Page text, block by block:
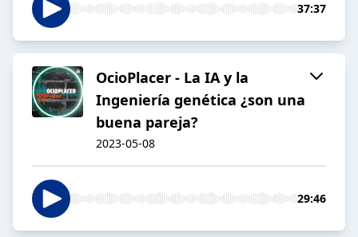
37:37
OcioPlacer - La IA y la
Ingeniería genética ¿son una
buena pareja?
2023-05-08
29:46